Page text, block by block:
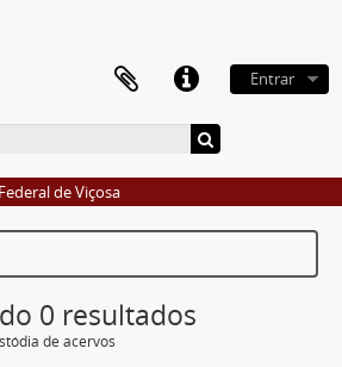
Entrar
de Viçosa
0 resultados
de acervos